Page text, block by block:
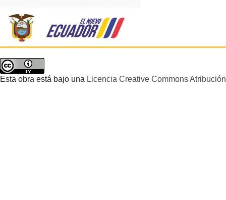
Esta obra está bajo una Licencia Creative Commons